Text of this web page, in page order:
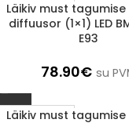
1-3 D.D.
Läikiv must
diffuusor (1×1) LED
E93
78.90€ su
1-3 D.D.
Läikiv must